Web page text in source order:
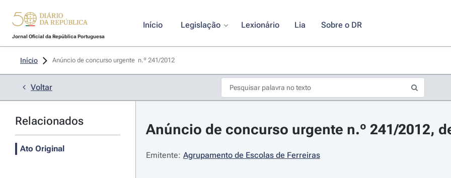
Jornal Oficial da República Portuguesa
Início Legislação Lexionário Lia Sobre o DR
Início Anúncio de concurso urgente  n.º 241/2012
Voltar
Relacionados
Ato Original
Anúncio de concurso urgente n.º 241/2012,
Emitente: Agrupamento de Escolas de Ferreiras